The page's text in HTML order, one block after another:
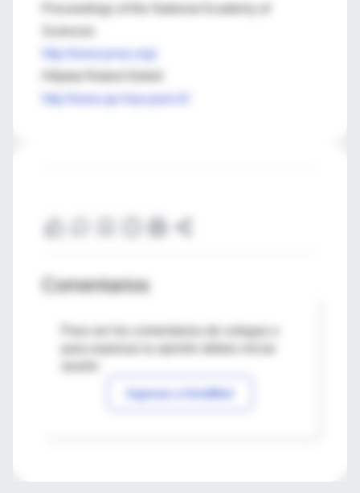
Proceedings of the National Academy of
http://www.ap-hop-paris.fr/
Comentarios
Para ver los comentarios de colegas o
Ingresar a IntraMed